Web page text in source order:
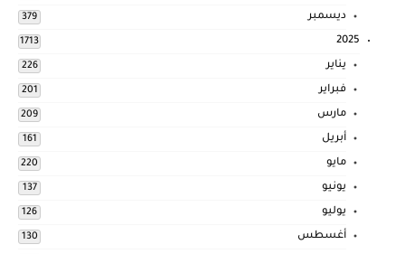
ديسمبر 379
2025
1713
يناير 226
فبراير 201
مارس 209
أبريل 161
مايو 220
يونيو 137
يوليو 126
أغسطس 130